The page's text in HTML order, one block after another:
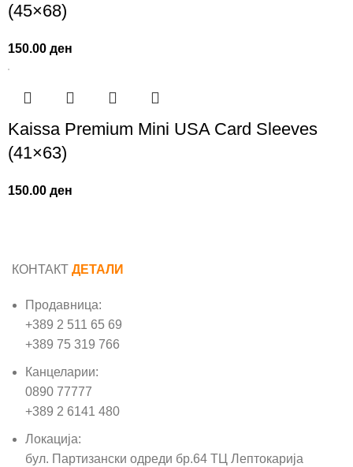
(45×68)
150.00ден
Kaissa Premium Mini USA Card Sleeves
(41×63)
150.00ден
КОНТАКТ ДЕТАЛИ
Продавница:
+389 2 511 65 69
+389 75 319 766
Канцеларии:
0890 77777
+389 2 6141 480
Локација:
бул. Партизански одреди бр.64 ТЦ Лептокарија